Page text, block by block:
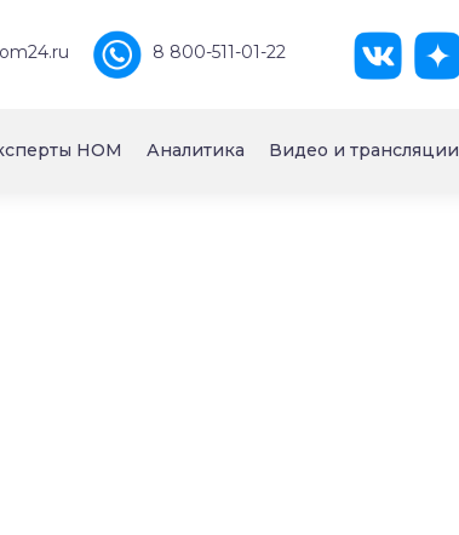
8 800-511-01-22
НОМ Аналитика Видео и трансляции